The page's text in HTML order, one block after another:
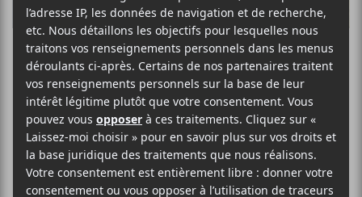
La
programmation
du FME 2021